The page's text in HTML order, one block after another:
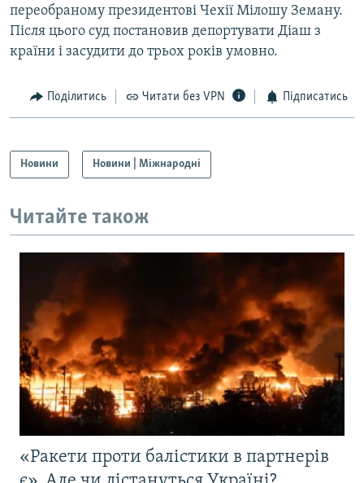
переобраному президентові Чехії Мілошу Земану.
Після цього суд постановив депортувати Діаш з
країни і засудити до трьох років умовно.
Поділитись Читати без VPN Підписатись
Новини Новини | Міжнародні
Читайте також
«Ракети проти балістики в партнерів